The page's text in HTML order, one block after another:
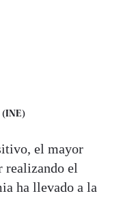
(INE)
el mayor
realizando el
ha llevado a la